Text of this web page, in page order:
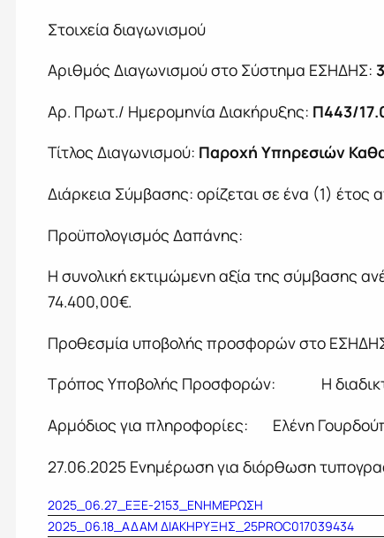
Στοιχεία διαγωνισμού
Αριθμός Διαγωνισμού στο Σύστημα ΕΣΗΔΗΣ:
Αρ. Πρωτ./ Ημερομηνία Διακήρυξης: Π443/
Τίτλος Διαγωνισμού: Παροχή Υπηρεσιών
Διάρκεια Σύμβασης: ορίζεται σε ένα (1) έτος
Προϋπολογισμός Δαπάνης:
Η συνολική εκτιμώμενη αξία της σύμβασης
74.400,00€.
Προθεσμία υποβολής προσφορών στο
Τρόπος Υποβολής Προσφορών: Η
Αρμόδιος για πληροφορίες: Ελένη
27.06.2025 Ενημέρωση για διόρθωση
2025_06.27_ΕΞΕ-2153_ΕΝΗΜΕΡΩΣΗ
2025_06.18_ΑΔΑΜ ΔΙΑΚΗΡΥΞΗΣ_25PROC017039434